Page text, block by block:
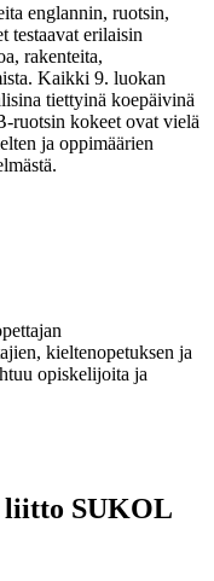
englannin, ruotsin,
testaavat erilaisin
rakenteita,
Kaikki 9. luokan
tiettyinä koepäivinä
ruotsin kokeet ovat vielä
ja oppimäärien
kieltenopetuksen ja
opiskelijoita ja
liitto SUKOL